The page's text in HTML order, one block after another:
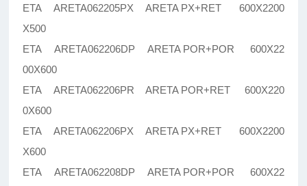
ETA ARETA062205PX ARETA PX+RET 600X2200
X500
ETA ARETA062206DP ARETA POR+POR 600X22
00X600
ETA ARETA062206PR ARETA POR+RET 600X220
0X600
ETA ARETA062206PX ARETA PX+RET 600X2200
X600
ETA ARETA062208DP ARETA POR+POR 600X22